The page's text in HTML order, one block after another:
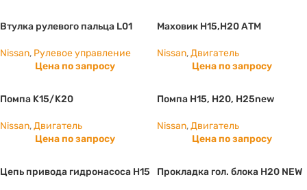
Втулка рулевого пальца L01
Nissan, Рулевое управление
Цена по запросу
Маховик Н15,Н20 АТМ
Nissan,Двигатель
Цена по запросу
Помпа K15/K20
Nissan,Двигатель
Цена по запросу
Помпа H15, Н20, Н25new
Nissan,Двигатель
Цена по запросу
Цепь привода гидронасоса H15 Прокладка гол. блока H20 NEW